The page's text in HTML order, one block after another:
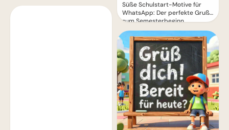
Süße Schulstart-Motive für
WhatsApp: Der perfekte Gruß
zum Semesterbeginn